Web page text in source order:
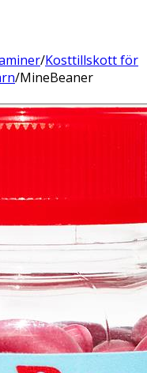
/Kosttillskott för
/MineBeaner